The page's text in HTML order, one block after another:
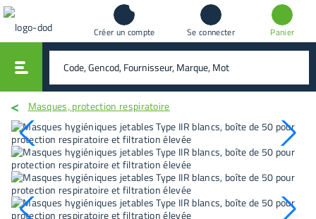
Créer un compte Se connecter Panier
rechercher
Masques, protection respiratoire